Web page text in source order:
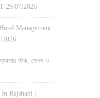
29/07/2026
(Hotel Management
2026
স্টক, সেলস ও
Rajshahi |